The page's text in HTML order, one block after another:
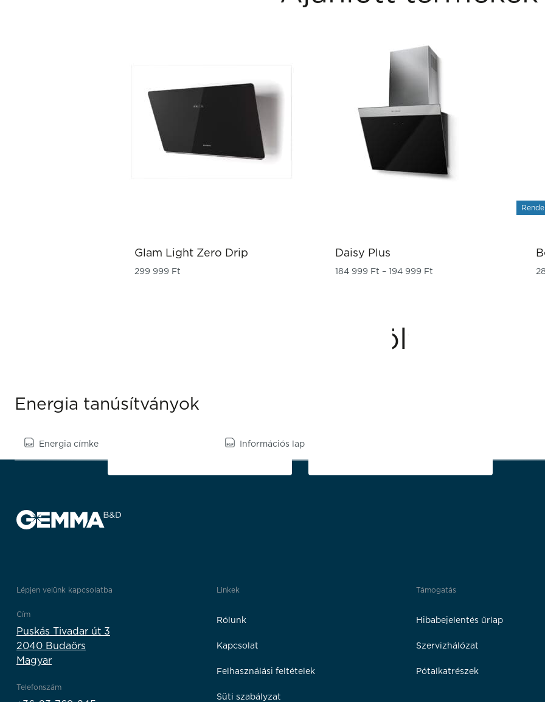
Glam Light Zero Drip
299 999 Ft
Daisy Plus
184 999 Ft – 194 999 Ft Ártartomány: 184 999 Ft -
Letöltések
Energia tanúsítványok
Energia címke Információs lap
Lépjen velünk kapcsolatba
Cím
Puskás Tivadar út 3
2040 Budaörs
Magyar
Telefonszám
Linkek
Rólunk
Kapcsolat
Felhasználási feltételek
Süti szabályzat
Támogatás
Hibabejelentés űrlap
Szervizhálózat
Pótalkatrészek